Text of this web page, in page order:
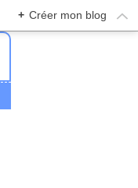
+ Créer mon blog